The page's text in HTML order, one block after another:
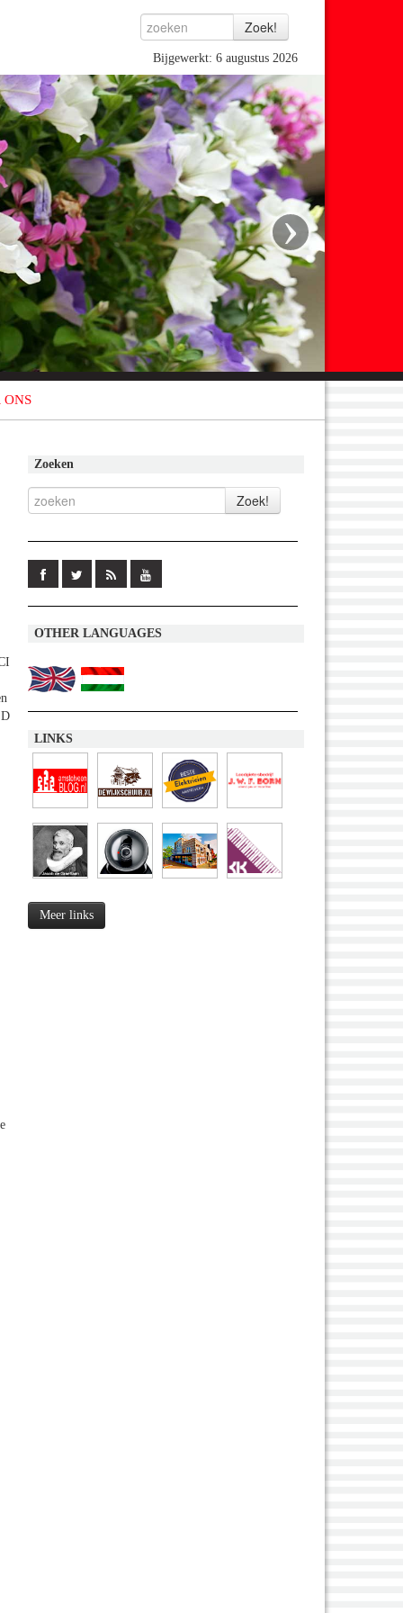
Bijgewerkt: 6 augustus 2026
›
ONS
Zoeken
OTHER LANGUAGES
LINKS
Meer links